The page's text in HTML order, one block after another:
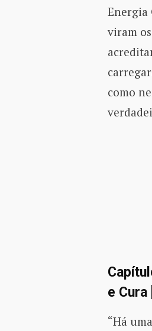
Energia
viram
como
e Cura
“Há